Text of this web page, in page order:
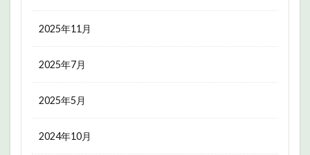
2025年11月
2025年7月
2025年5月
2024年10月